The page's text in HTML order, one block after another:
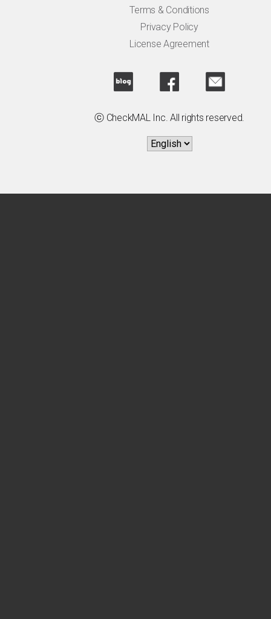
Terms & Conditions
Privacy Policy
License Agreement
ⓒ CheckMAL Inc. All rights reserved.